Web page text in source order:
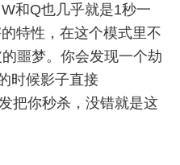
和Q也几乎就是1秒一
特性，在这个模式里不
噩梦。你会发现一个劫
时候影子直接
把你秒杀，没错就是这